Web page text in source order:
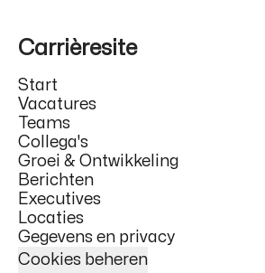
Carrièresite
Start
Vacatures
Teams
Collega's
Groei & Ontwikkeling
Berichten
Executives
Locaties
Gegevens en privacy
Cookies beheren